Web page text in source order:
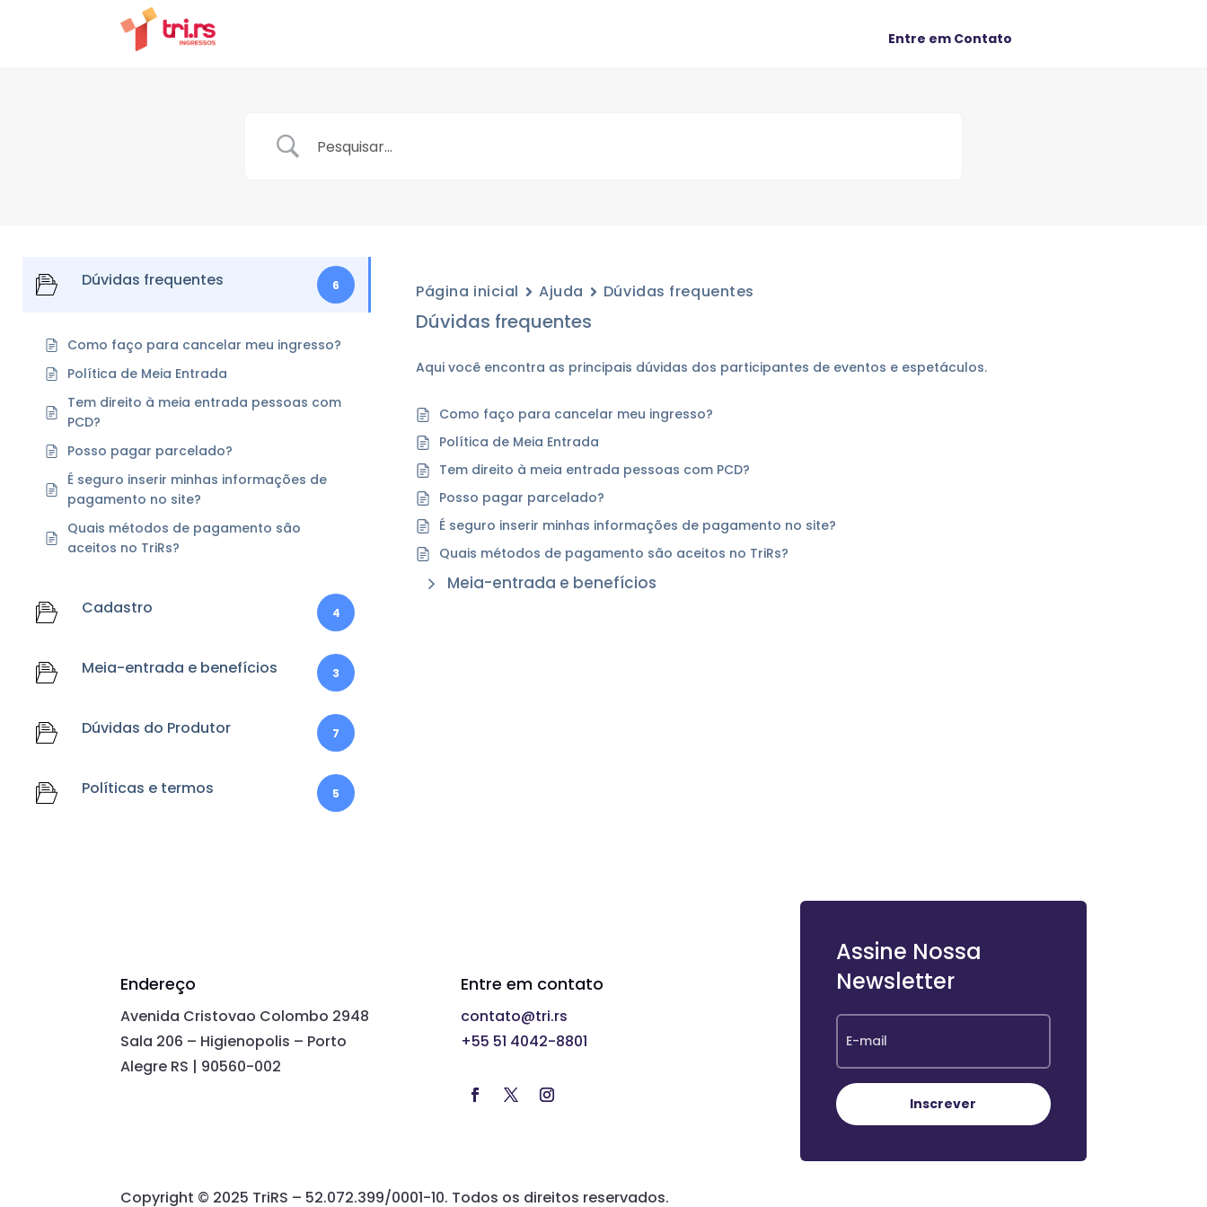
Entre em Contato
Dúvidas frequentes 6
Como faço para cancelar meu ingresso?
Política de Meia Entrada
Tem direito à meia entrada pessoas com
PCD?
Posso pagar parcelado?
É seguro inserir minhas informações de
pagamento no site?
Quais métodos de pagamento são
aceitos no TriRs?
Cadastro 4
Meia-entrada e benefícios 3
Dúvidas do Produtor 7
Políticas e termos 5
Página inicial Ajuda Dúvidas frequentes
Dúvidas frequentes
Aqui você encontra as principais dúvidas dos participantes de eventos e espetáculos.
Como faço para cancelar meu ingresso?
Política de Meia Entrada
Tem direito à meia entrada pessoas com PCD?
Posso pagar parcelado?
É seguro inserir minhas informações de pagamento no site?
Quais métodos de pagamento são aceitos no TriRs?
Meia-entrada e benefícios
Endereço
Avenida Cristovao Colombo 2948
Sala 206 – Higienopolis – Porto
Alegre RS | 90560-002
Entre em contato
contato@tri.rs
+55 51 4042-8801
Assine Nossa
Newsletter
Inscrever
Copyright © 2025 TriRS – 52.072.399/0001-10. Todos os direitos reservados.